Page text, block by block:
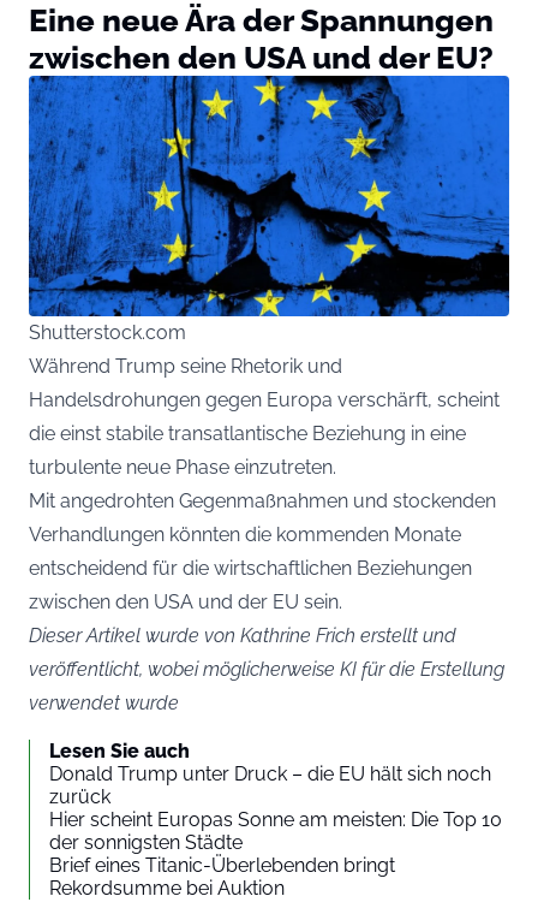
Eine neue Ära der Spannungen
zwischen den USA und der EU?
Shutterstock.com
Während Trump seine Rhetorik und
Handelsdrohungen gegen Europa verschärft, scheint
die einst stabile transatlantische Beziehung in eine
turbulente neue Phase einzutreten.
Mit angedrohten Gegenmaßnahmen und stockenden
Verhandlungen könnten die kommenden Monate
entscheidend für die wirtschaftlichen Beziehungen
zwischen den USA und der EU sein.
Dieser Artikel wurde von Kathrine Frich erstellt und
veröffentlicht, wobei möglicherweise KI für die Erstellung
verwendet wurde
Lesen Sie auch
Donald Trump unter Druck – die EU hält sich noch
zurück
Hier scheint Europas Sonne am meisten: Die Top 10
der sonnigsten Städte
Brief eines Titanic-Überlebenden bringt
Rekordsumme bei Auktion